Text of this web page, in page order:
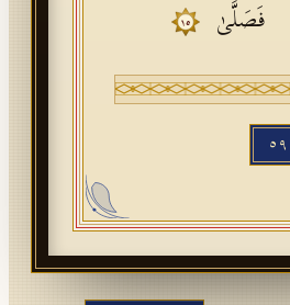
فَصَلَّىٰ
١٥